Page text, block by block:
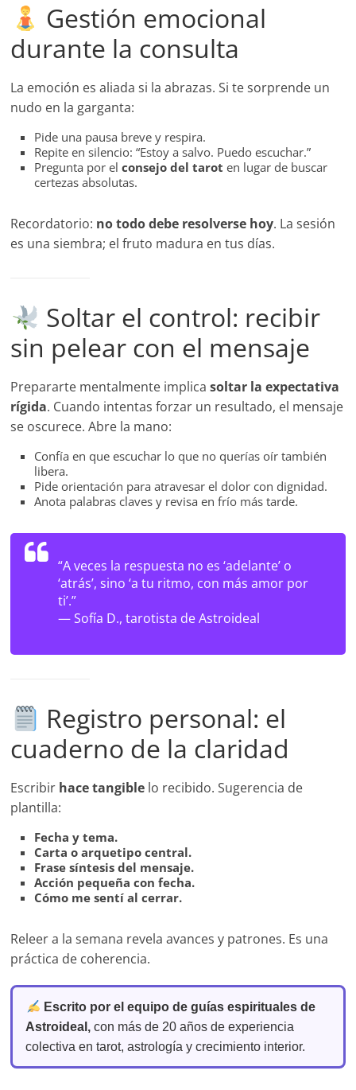
Gestión emocional
durante la consulta
La emoción es aliada si la abrazas. Si te sorprende un
nudo en la garganta:
Pide una pausa breve y respira.
Repite en silencio: “Estoy a salvo. Puedo escuchar.”
Pregunta por elconsejo del tarot en lugar de buscar
certezas absolutas.
Recordatorio: no todo debe resolverse hoy. La sesión
es una siembra; el fruto madura en tus días.
Soltar el control: recibir
sin pelear con el mensaje
Prepararte mentalmente implicasoltar la expectativa
rígida. Cuando intentas forzar un resultado, el mensaje
se oscurece. Abre la mano:
Confía en que escuchar lo que no querías oír también
libera.
Pide orientación para atravesar el dolor con dignidad.
Anota palabras claves y revisa en frío más tarde.
“A veces la respuesta no es ‘adelante’ o
‘atrás’, sino ‘a tu ritmo, con más amor por
ti’.”
—Sofía D., tarotista de Astroideal
Registro personal: el
cuaderno de la claridad
Escribir hace tangible lo recibido. Sugerencia de
plantilla:
Fecha y tema.
Carta o arquetipo central.
Frase síntesis del mensaje.
Acción pequeña con fecha.
Cómo me sentí al cerrar.
Releer a la semana revela avances y patrones. Es una
práctica de coherencia.
Escrito por el equipo de guías espirituales de
Astroideal, con más de 20 años de experiencia
colectiva en tarot, astrología y crecimiento interior.